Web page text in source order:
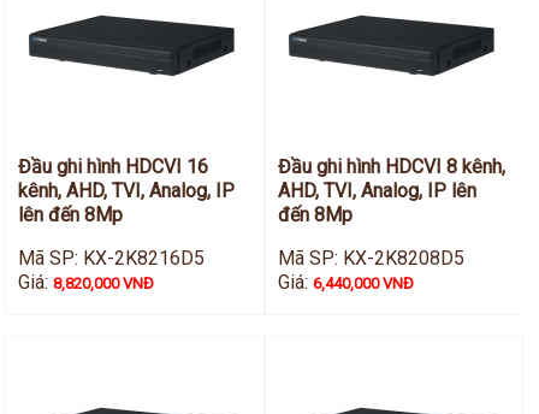
Đầu ghi hình HDCVI 16
kênh, AHD, TVI, Analog, IP
lên đến 8Mp
Mã SP: KX-2K8216D5
Giá:8,820,000 VNĐ
Đầu ghi hình HDCVI 8 kênh,
AHD, TVI, Analog, IP lên
đến 8Mp
Mã SP: KX-2K8208D5
Giá: 6,440,000 VNĐ